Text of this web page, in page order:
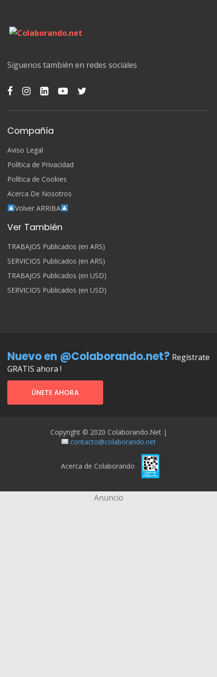
Síguenos también en redes sociales
Compañía
Aviso Legal
Política de Privacidad
Política de Cookies
Acerca De Nosotros
Volver ARRIBA
Ver También
TRABAJOS Publicados (en ARS)
SERVICIOS Publicados (en ARS)
TRABAJOS Publicados (en USD)
SERVICIOS Publicados (en USD)
Nuevo en @Colaborando.net? Regístrate
GRATIS ahora !
ÚNETE AHORA
Copyright © 2020 Colaborando.net |
contacto@colaborando.net
Acerca de Colaborando
Anuncio